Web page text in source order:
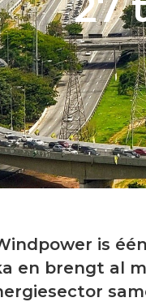
is
en brengt al